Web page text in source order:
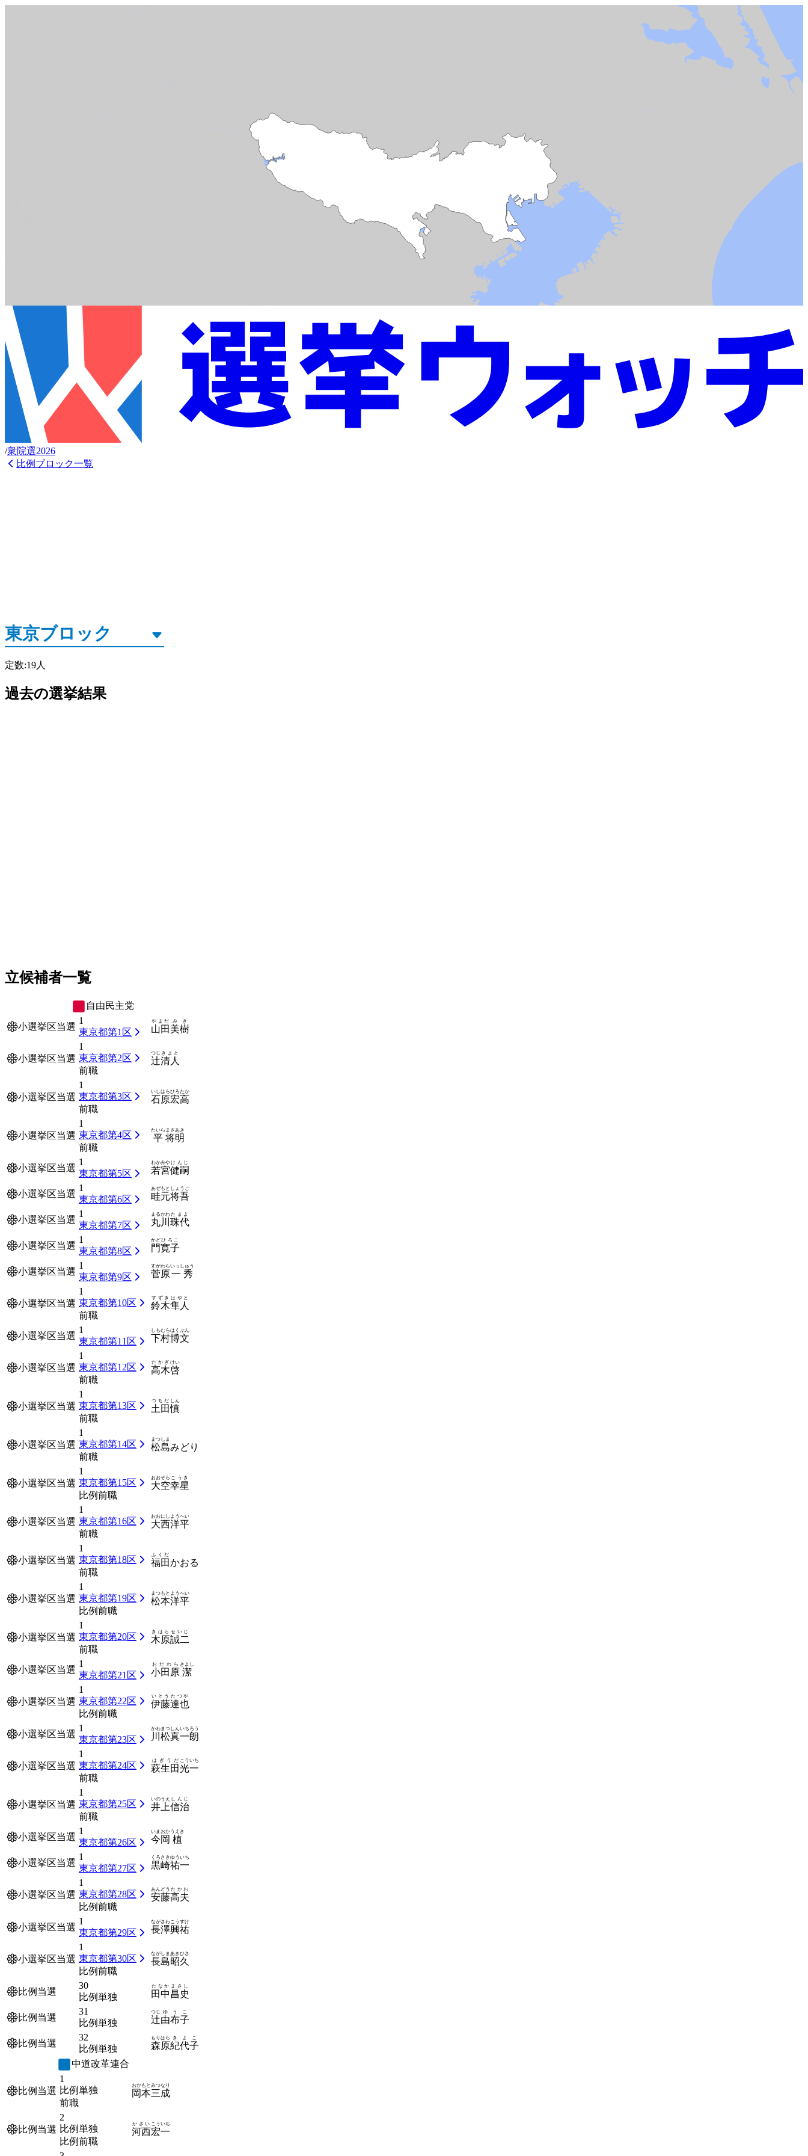
/衆院選2026
比例ブロック一覧
定数:19人
過去の選挙結果
立候補者一覧
自由民主党
小選挙区当選
1
東京都第1区
山田
やまだ
美樹
みき
小選挙区当選
1
東京都第2区
前職
辻
つじ
清人
きよと
小選挙区当選
1
東京都第3区
前職
石原
いしはら
宏高
ひろたか
小選挙区当選
1
東京都第4区
前職
平
たいら
将明
まさあき
小選挙区当選
1
東京都第5区
若宮
わかみや
健嗣
けんじ
小選挙区当選
1
東京都第6区
畦元
あぜもと
将吾
しょうご
小選挙区当選
1
東京都第7区
丸川
まるかわ
珠代
たまよ
小選挙区当選
1
東京都第8区
門
かど
寛子
ひろこ
小選挙区当選
1
東京都第9区
菅原
すがわら
一秀
いっしゅう
小選挙区当選
1
東京都第10区
前職
鈴木
すずき
隼人
はやと
小選挙区当選
1
東京都第11区
下村
しもむら
博文
はくぶん
小選挙区当選
1
東京都第12区
前職
高木
たかぎ
啓
けい
小選挙区当選
1
東京都第13区
前職
土田
つちだ
慎
しん
小選挙区当選
1
東京都第14区
前職
松島
まつしま
みどり
小選挙区当選
1
東京都第15区
比例前職
大空
おおぞら
幸星
こうき
小選挙区当選
1
東京都第16区
前職
大西
おおにし
洋平
ようへい
小選挙区当選
1
東京都第18区
前職
福田
ふくだ
かおる
小選挙区当選
1
東京都第19区
比例前職
松本
まつもと
洋平
ようへい
小選挙区当選
1
東京都第20区
前職
木原
きはら
誠二
せいじ
小選挙区当選
1
東京都第21区
小田原
おだわら
潔
きよし
小選挙区当選
1
東京都第22区
比例前職
伊藤
いとう
達也
たつや
小選挙区当選
1
東京都第23区
川松
かわまつ
真一朗
しんいちろう
小選挙区当選
1
東京都第24区
前職
萩生田
はぎうだ
光一
こういち
小選挙区当選
1
東京都第25区
前職
井上
いのうえ
信治
しんじ
小選挙区当選
1
東京都第26区
今岡
いまおか
植
うえき
小選挙区当選
1
東京都第27区
黒崎
くろさき
祐一
ゆういち
小選挙区当選
1
東京都第28区
比例前職
安藤
あんどう
高夫
たかお
小選挙区当選
1
東京都第29区
長澤
ながさわ
興祐
こうすけ
小選挙区当選
1
東京都第30区
比例前職
長島
ながしま
昭久
あきひさ
比例当選
30
比例単独
田中
たなか
昌史
まさし
比例当選
31
比例単独
辻
つじ
由布子
ゆうこ
比例当選
32
比例単独
森原
もりはら
紀代子
きよこ
中道改革連合
比例当選
1
比例単独
前職
岡本
おかもと
三成
みつなり
比例当選
2
比例単独
比例前職
河西
かさい
宏一
こういち